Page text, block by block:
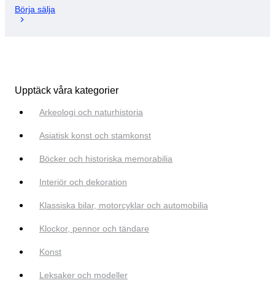
Börja sälja
Upptäck våra kategorier
Arkeologi och naturhistoria
Asiatisk konst och stamkonst
Böcker och historiska memorabilia
Interiör och dekoration
Klassiska bilar, motorcyklar och automobilia
Klockor, pennor och tändare
Konst
Leksaker och modeller